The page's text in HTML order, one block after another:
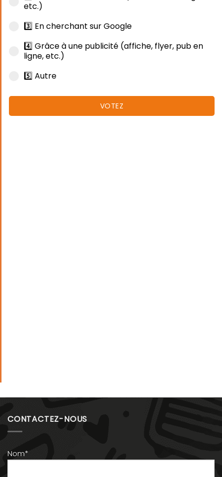
etc.)
3️⃣ En cherchant sur Google
4️⃣ Grâce à une publicité (affiche, flyer, pub en
ligne, etc.)
5️⃣ Autre
VOTEZ
CONTACTEZ-NOUS
Nom*